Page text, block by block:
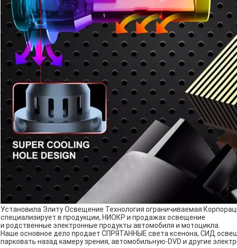
Установила Элиту Освещение Технология ограничиваемая
специализирует в продукции, НИОКР и продажах освещение
и родственные электронные продукты автомобиля и мотоцикла.
Наше основное дело продает СПРЯТАННЫЕ света ксенона, СИД
парковать назад камеру зрения, автомобильную-DVD и другие